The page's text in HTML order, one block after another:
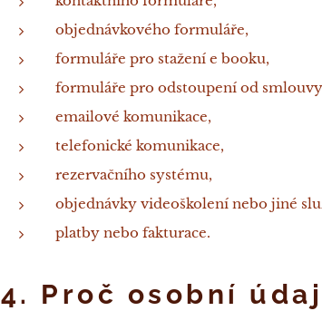
objednávkového formuláře,
formuláře pro stažení e booku,
formuláře pro odstoupení od
emailové komunikace,
telefonické komunikace,
rezervačního systému,
objednávky videoškolení nebo jiné
platby nebo fakturace.
4. Proč osobní